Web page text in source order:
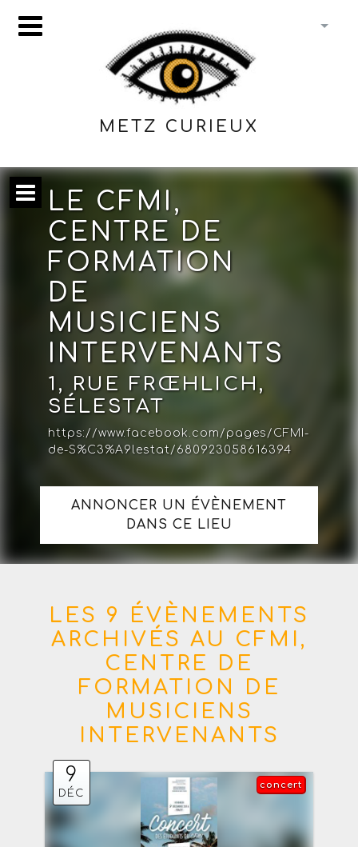
METZ CURIEUX
LE CFMI,
CENTRE DE
FORMATION
DE
MUSICIENS
INTERVENANTS
1, RUE FRŒHLICH,
SÉLESTAT
https://www.facebook.com/pages/CFMI-
de-S%C3%A9lestat/680923058616394
ANNONCER UN ÉVÈNEMENT
DANS CE LIEU
LES 9 ÉVÈNEMENTS
ARCHIVÉS AU CFMI,
CENTRE DE
FORMATION DE
MUSICIENS
INTERVENANTS
9
DÉC
concert